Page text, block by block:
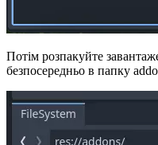
Потім розпакуйте
безпосередньо в папку